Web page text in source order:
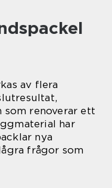
av flera
som renoverar ett
har
nya
frågor som